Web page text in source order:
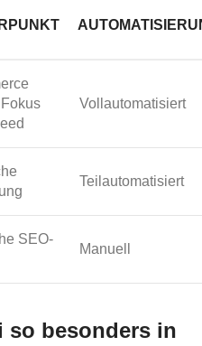
Vollautomatisiert
Teilautomatisiert
SEO-
Manuell
so besonders in